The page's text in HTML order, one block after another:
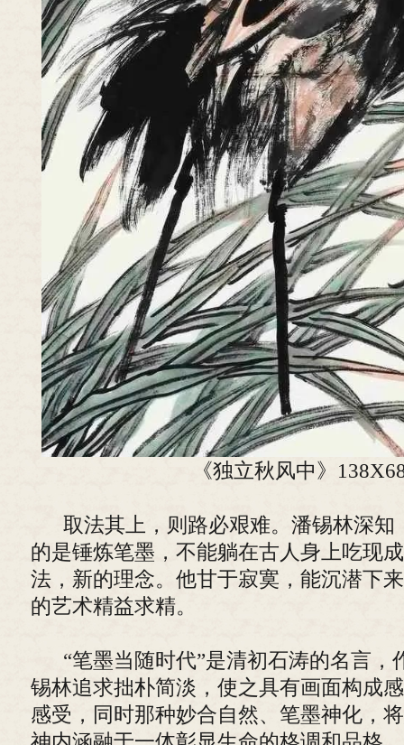
《独立秋风中》
取法其上，则路必艰难。潘锡林深知
的是锤炼笔墨，不能躺在古人身上吃现
法，新的理念。他甘于寂寞，能沉潜下
的艺术精益求精。
“笔墨当随时代”是清初石涛的名言，
锡林追求拙朴简淡，使之具有画面构成
感受，同时那种妙合自然、笔墨神化，